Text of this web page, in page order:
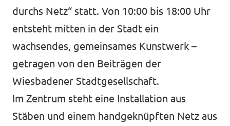
Jobs bei Volt Hessen
Volt vor Ort in Hessen
durchs Netz“ statt. Von 10:00 bis 18:00 Uhr
entsteht mitten in der Stadt ein
wachsendes, gemeinsames Kunstwerk –
getragen von den Beiträgen der
Wiesbadener Stadtgesellschaft.
Im Zentrum steht eine Installation aus
Stäben und einem handgeknüpften Netz aus